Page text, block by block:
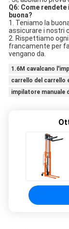
Q6: Come
buona?
1. Teniamo la
assicurare i nostri
2. Rispettiamo
francamente per
vengano da.
1.6M cavalcano
carrello del carrello
impilatore manuale